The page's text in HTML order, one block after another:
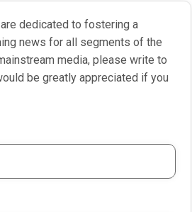
dedicated to fostering a
news for all segments of the
media, please write to
be greatly appreciated if you